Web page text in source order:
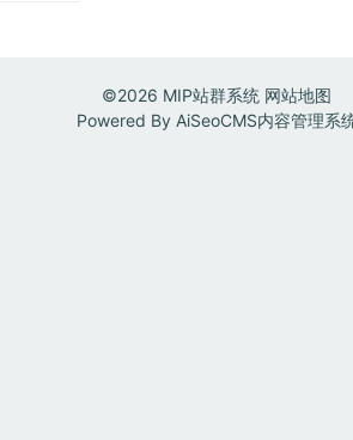
©2026 MIP站群系统 网站地图
Powered By AiSeoCMS内容管理系